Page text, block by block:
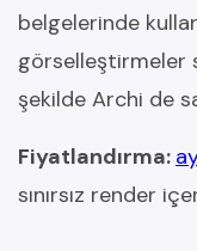
belgelerinde
görselleştirmeler
şekilde Archi de
Fiyatlandırma:
sınırsız render